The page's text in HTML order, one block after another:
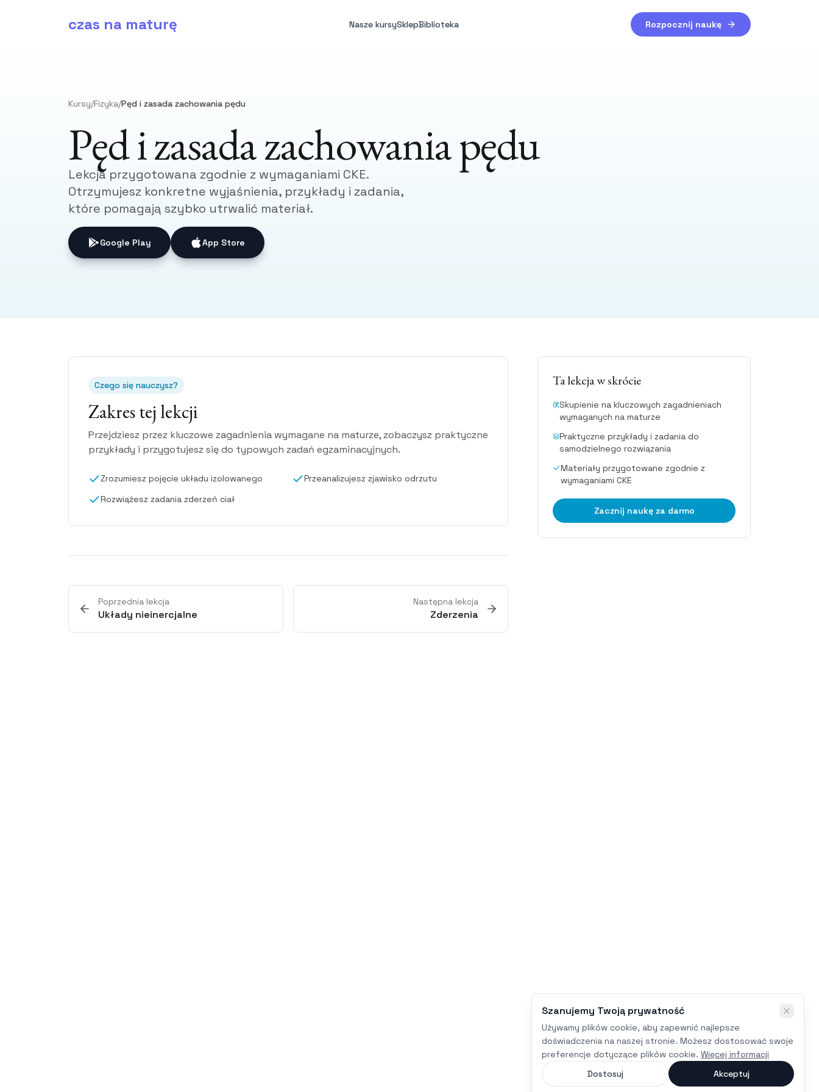
Szanujemy Twoją prywatność
Używamy plików cookie, aby zapewnić najlepsze
doświadczenia na naszej stronie. Możesz dostosować swoje
preferencje dotyczące plików cookie. Więcej informacji
Dostosuj
Akceptuj
czas na maturę Nasze kursySklepBiblioteka Rozpocznij naukę
Kursy/Fizyka/Pęd i zasada zachowania pędu
Pęd i zasada zachowania pędu
Lekcja przygotowana zgodnie z wymaganiami CKE.
Otrzymujesz konkretne wyjaśnienia, przykłady i zadania,
które pomagają szybko utrwalić materiał.
Google Play App Store
Czego się nauczysz?
Zakres tej lekcji
Przejdziesz przez kluczowe zagadnienia wymagane na maturze, zobaczysz praktyczne
przykłady i przygotujesz się do typowych zadań egzaminacyjnych.
Zrozumiesz pojęcie układu izolowanego
Przeanalizujesz zjawisko odrzutu
Rozwiążesz zadania zderzeń ciał
Poprzednia lekcja
Układy nieinercjalne
Następna lekcja
Zderzenia
Ta lekcja w skrócie
Skupienie na kluczowych zagadnieniach
wymaganych na maturze
Praktyczne przykłady i zadania do
samodzielnego rozwiązania
Materiały przygotowane zgodnie z
wymaganiami CKE
Zacznij naukę za darmo